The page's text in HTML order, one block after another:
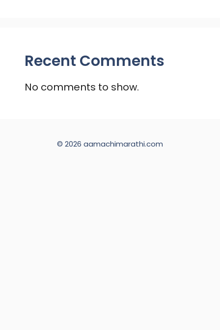
Recent Comments
No comments to show.
© 2026 aamachimarathi.com